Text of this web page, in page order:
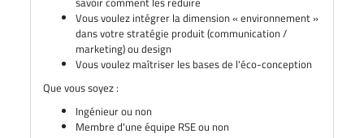
Vous voulez intégrer la dimension « environnement »
dans votre stratégie produit (communication /
marketing) ou design
Vous voulez maîtriser les bases de l'éco-conception
Que vous soyez :
Ingénieur ou non
Membre d'une équipe RSE ou non